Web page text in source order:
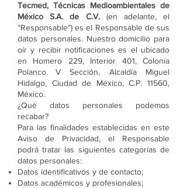
Tecmed, Técnicas Medioambientales de
México S.A. de C.V.(en adelante, el
“Responsable”) es el Responsable de sus
datos personales. Nuestro domicilio para
oír y recibir notificaciones es el ubicado
en Homero 229, Interior 401, Colonia
Polanco V Sección, Alcaldía Miguel
Hidalgo, Ciudad de México, C.P. 11560,
México.
¿Qué datos personales podemos
recabar?
Para las finalidades establecidas en este
Aviso de Privacidad, el Responsable
podrá tratar las siguientes categorías de
datos personales:
Datos identificativos y de contacto;
Datos académicos y profesionales;